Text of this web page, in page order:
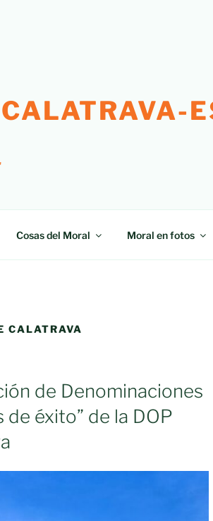
Cosas del Moral Moral en fotos
CALATRAVA
de Denominaciones
éxito” de la DOP